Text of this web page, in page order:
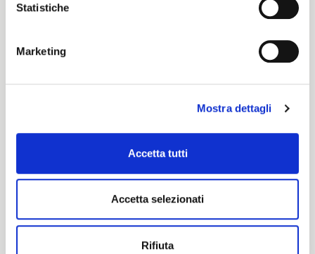
Statistiche
Marketing
Mostra dettagli
Accetta tutti
Accetta selezionati
Rifiuta
Caratteristiche e certificazioni